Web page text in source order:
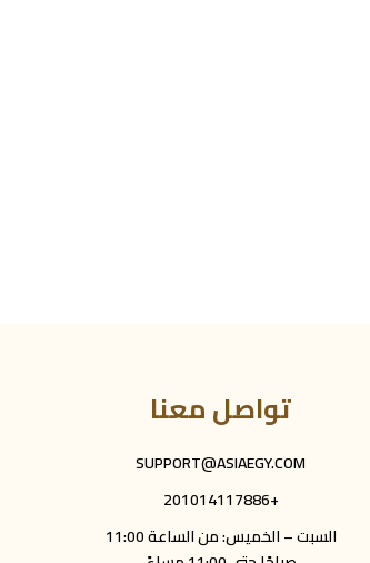
تواصل معنا
SUPPORT@ASIAEGY.COM
+201014117886
السبت – الخميس: من الساعة 11:00